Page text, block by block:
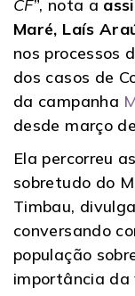
CF”, nota a
Maré, Laís
nos processos
dos casos de
da campanha
desde março
Ela percorreu
sobretudo do
Timbau,
conversando
população
importância da